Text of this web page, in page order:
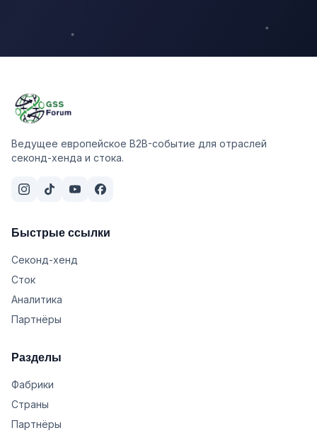
Ведущее европейское B2B-событие для отраслей
секонд-хенда и стока.
Быстрые ссылки
Секонд-хенд
Сток
Аналитика
Партнёры
Разделы
Фабрики
Страны
Партнёры